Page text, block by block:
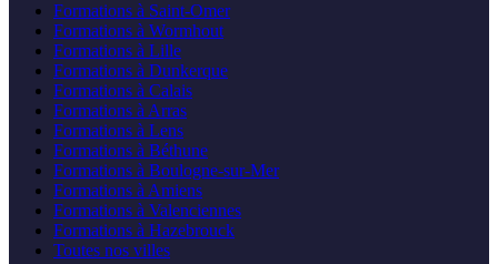
Formations à Saint-Omer
Formations à Wormhout
Formations à Lille
Formations à Dunkerque
Formations à Calais
Formations à Arras
Formations à Lens
Formations à Béthune
Formations à Boulogne-sur-Mer
Formations à Amiens
Formations à Valenciennes
Formations à Hazebrouck
Toutes nos villes